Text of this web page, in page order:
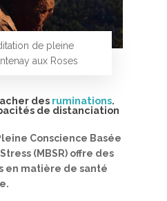
de pleine
aux Roses
des ruminations.
de distanciation
Conscience Basée
(MBSR) offre des
en matière de santé
Accueil